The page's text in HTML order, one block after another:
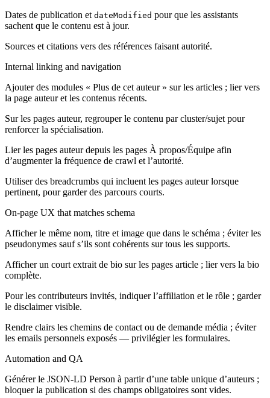
Dates de publication et dateModified pour que les assistants
sachent que le contenu est à jour.
Sources et citations vers des références faisant autorité.
Internal linking and navigation
Ajouter des modules « Plus de cet auteur » sur les articles ; lier vers
la page auteur et les contenus récents.
Sur les pages auteur, regrouper le contenu par cluster/sujet pour
renforcer la spécialisation.
Lier les pages auteur depuis les pages À propos/Équipe afin
d’augmenter la fréquence de crawl et l’autorité.
Utiliser des breadcrumbs qui incluent les pages auteur lorsque
pertinent, pour garder des parcours courts.
On-page UX that matches schema
Afficher le même nom, titre et image que dans le schéma ; éviter les
pseudonymes sauf s’ils sont cohérents sur tous les supports.
Afficher un court extrait de bio sur les pages article ; lier vers la bio
complète.
Pour les contributeurs invités, indiquer l’affiliation et le rôle ; garder
le disclaimer visible.
Rendre clairs les chemins de contact ou de demande média ; éviter
les emails personnels exposés — privilégier les formulaires.
Automation and QA
Générer le JSON-LD Person à partir d’une table unique d’auteurs ;
bloquer la publication si des champs obligatoires sont vides.